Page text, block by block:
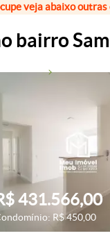
veja abaixo
bairro
431.566,00
R$ 450,00